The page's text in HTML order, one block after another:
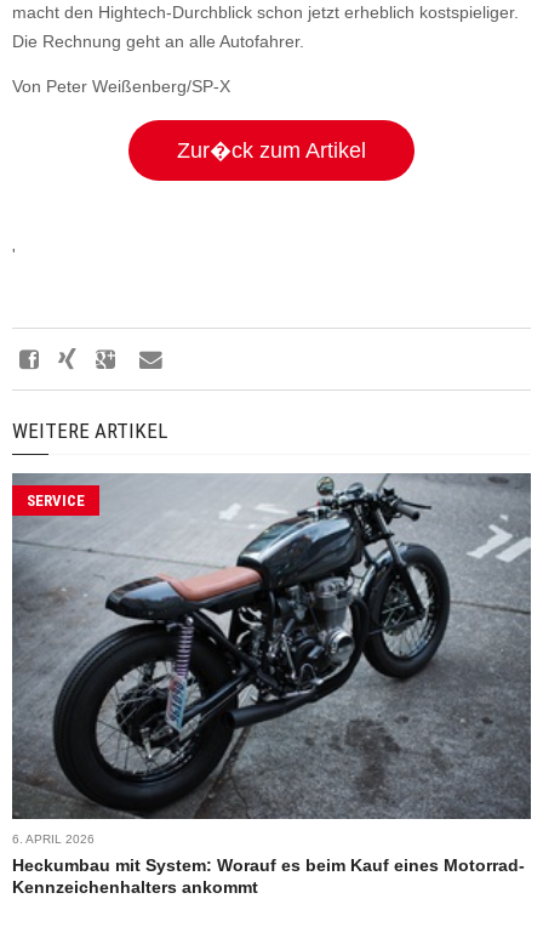
macht den Hightech-Durchblick schon jetzt erheblich kostspieliger.
Die Rechnung geht an alle Autofahrer.
Von Peter Weißenberg/SP-X
Zur�ck zum Artikel
'
WEITERE ARTIKEL
SERVICE
6. APRIL 2026
Heckumbau mit System: Worauf es beim Kauf eines Motorrad-
Kennzeichenhalters ankommt